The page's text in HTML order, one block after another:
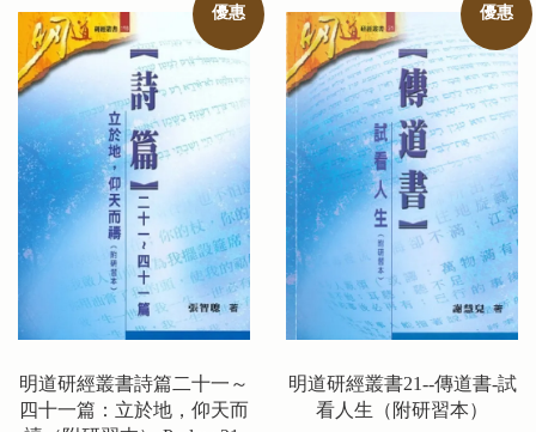
優惠
明道研經叢書詩篇二十一～
四十一篇：立於地，仰天而
優惠
明道研經叢書21--傳道書-試
看人生（附研習本）